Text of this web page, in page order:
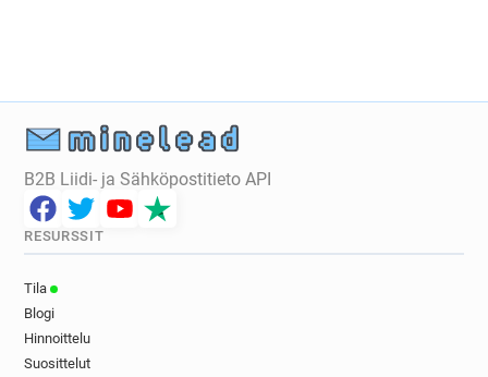
B2B Liidi- ja Sähköpostitieto API
RESURSSIT
Tila
Blogi
Hinnoittelu
Suosittelut